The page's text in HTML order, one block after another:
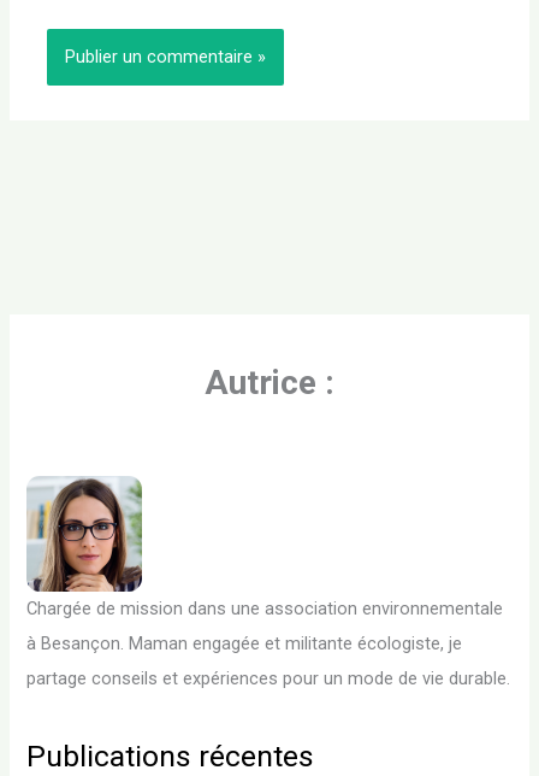
Autrice :
Chargée de mission dans une association environnementale
à Besançon. Maman engagée et militante écologiste, je
partage conseils et expériences pour un mode de vie durable.
Publications récentes